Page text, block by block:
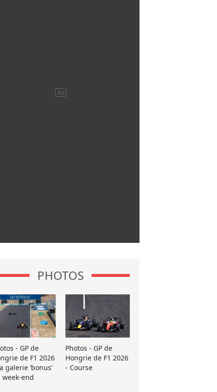
PHOTOS
- GP de
de F1 2026
galerie ’bonus’
week-end
Photos - GP de
Hongrie de F1 2026
- Course